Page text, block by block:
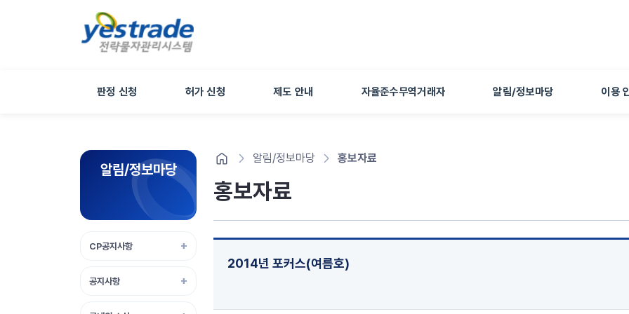
판정 신청 허가 신청 제도 안내 자율준수무역거래자 알림/정보마당 이용
알림/정보마당
CP공지사항
공지사항
알림/정보마당 홍보자료
홍보자료
2014년 포커스(여름호)